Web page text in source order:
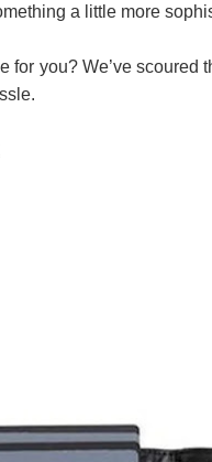
පද පෙළ
a little more
for you? We’ve scoured